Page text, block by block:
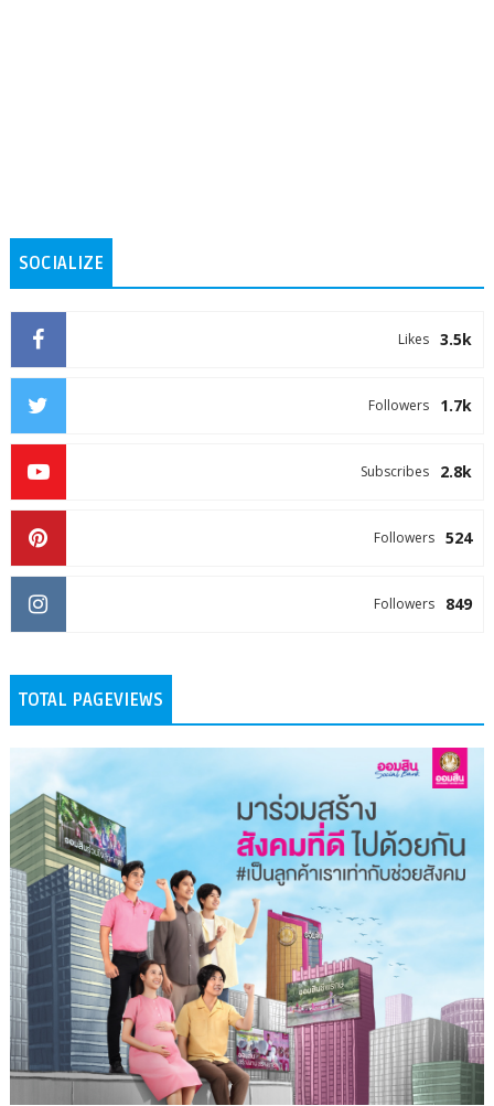
SOCIALIZE
3.5k
Likes
1.7k
Followers
2.8k
Subscribes
524
Followers
849
Followers
TOTAL PAGEVIEWS